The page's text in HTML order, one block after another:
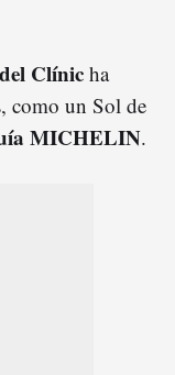
Clínicha
como un Sol de
MICHELIN.